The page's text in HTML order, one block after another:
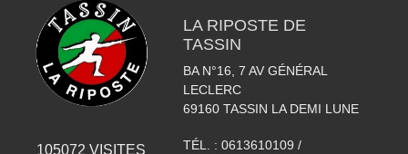
105072 VISITES
LA RIPOSTE DE
TASSIN
BA N°16, 7 AV GÉNÉRAL
LECLERC
69160 TASSIN LA DEMI LUNE
TÉL. : 0613610109 /